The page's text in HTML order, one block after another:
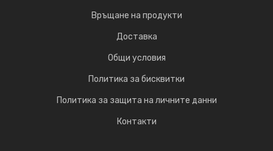
Връщане на продукти
Доставка
Общи условия
Политика за бисквитки
Политика за защита на личните данни
Контакти